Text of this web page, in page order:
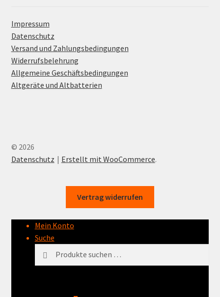
Impressum
Datenschutz
Versand und Zahlungsbedingungen
Widerrufsbelehrung
Allgemeine Geschäftsbedingungen
Altgeräte und Altbatterien
© 2026
Datenschutz
Erstellt mit WooCommerce.
Vertrag widerrufen
Mein Konto
Suche
nach: